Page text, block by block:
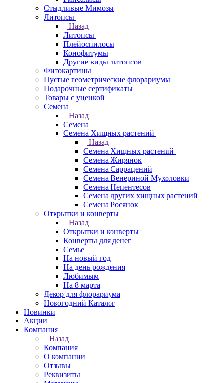
Стыдливые Мимозы
Литопсы
Назад
Литопсы
Плейоспилосы
Конофитумы
Другие виды литопсов
Фитокартины
Пустые геометрические флорариумы
Подарочные сертификаты
Товары с уценкой
Семена
Назад
Семена
Семена Хищных растений
Назад
Семена Хищных растений
Семена Жирянок
Семена Саррацений
Семена Венериной Мухоловки
Семена Непентесов
Семена других хищных растений
Семена Росянок
Открытки и конверты
Назад
Открытки и конверты
Конверты для денег
Семье
На новый год
На день рождения
Любимым
На 8 марта
Декор для флорариума
Новогодний Каталог
Новинки
Акции
Компания
Назад
Компания
О компании
Отзывы
Реквизиты